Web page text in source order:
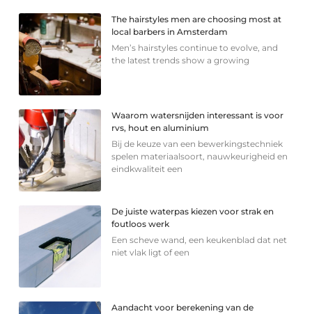
The hairstyles men are choosing most at
local barbers in Amsterdam
Men’s hairstyles continue to evolve, and
the latest trends show a growing
Waarom watersnijden interessant is voor
rvs, hout en aluminium
Bij de keuze van een bewerkingstechniek
spelen materiaalsoort, nauwkeurigheid en
eindkwaliteit een
De juiste waterpas kiezen voor strak en
foutloos werk
Een scheve wand, een keukenblad dat net
niet vlak ligt of een
Aandacht voor berekening van de